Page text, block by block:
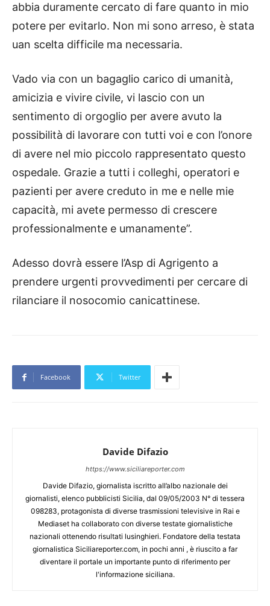
abbia duramente cercato di fare quanto in mio
potere per evitarlo. Non mi sono arreso, è stata
uan scelta difficile ma necessaria.
Vado via con un bagaglio carico di umanità,
amicizia e vivire civile, vi lascio con un
sentimento di orgoglio per avere avuto la
possibilità di lavorare con tutti voi e con l’onore
di avere nel mio piccolo rappresentato questo
ospedale. Grazie a tutti i colleghi, operatori e
pazienti per avere creduto in me e nelle mie
capacità, mi avete permesso di crescere
professionalmente e umanamente”.
Adesso dovrà essere l’Asp di Agrigento a
prendere urgenti provvedimenti per cercare di
rilanciare il nosocomio canicattinese.
Facebook Twitter
Davide Difazio
https://www.siciliareporter.com
Davide Difazio, giornalista iscritto all’albo nazionale dei
giornalisti, elenco pubblicisti Sicilia, dal 09/05/2003 N° di tessera
098283, protagonista di diverse trasmissioni televisive in Rai e
Mediaset ha collaborato con diverse testate giornalistiche
nazionali ottenendo risultati lusinghieri. Fondatore della testata
giornalistica Siciliareporter.com, in pochi anni , è riuscito a far
diventare il portale un importante punto di riferimento per
l'informazione siciliana.